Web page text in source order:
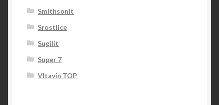
Smithsonit
Srostlice
Sugilit
Super 7
Vltavín TOP